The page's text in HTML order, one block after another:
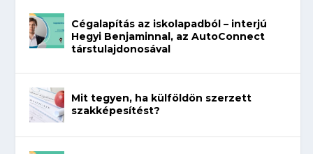
Cégalapítás az iskolapadból – interjú
Hegyi Benjaminnal, az AutoConnect
társtulajdonosával
Mit tegyen, ha külföldön szerzett
szakképesítést?